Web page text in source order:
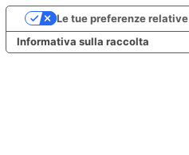
Informativa sulla raccolta
Le tue preferenze